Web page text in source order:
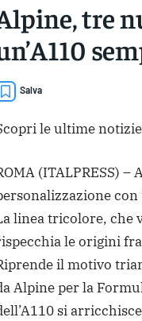
tre
Salva
le ultime
(ITALPRESS)
linea tricolore, che
le origini
il motivo
Alpine per la
si